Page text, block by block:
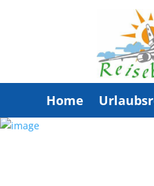
Home